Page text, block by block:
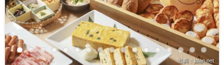
出典：jalan.net